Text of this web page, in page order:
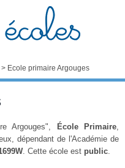
> Ecole primaire Argouges
Argouges", École Primaire,
dépendant de l'Académie de
. Cette école est public.